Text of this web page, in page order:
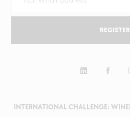
INTERNATIONAL CHALLENGE:
REGISTER